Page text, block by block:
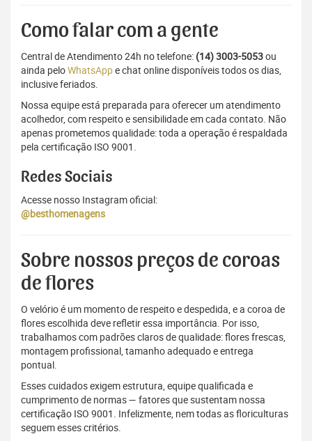
Como falar com a gente
Central de Atendimento 24h no telefone: (14) 3003-5053ou
ainda peloWhatsAppe chat online disponíveis todos os dias,
inclusive feriados.
Nossa equipe está preparada para oferecer um atendimento
acolhedor, com respeito e sensibilidade em cada contato. Não
apenas prometemos qualidade: toda a operação é respaldada
pela certificação ISO 9001.
Redes Sociais
Acesse nosso Instagram oficial:
@besthomenagens
Sobre nossos preços de coroas
de flores
O velório é um momento de respeito e despedida, e a coroa de
flores escolhida deve refletir essa importância. Por isso,
trabalhamos com padrões claros de qualidade: flores frescas,
montagem profissional, tamanho adequado e entrega
pontual.
Esses cuidados exigem estrutura, equipe qualificada e
cumprimento de normas — fatores que sustentam nossa
certificação ISO 9001. Infelizmente, nem todas as floriculturas
seguem esses critérios.